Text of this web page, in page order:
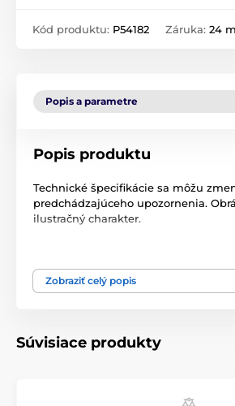
Kód produktu: P54182 Záruka: 24
Popis a parametre
Popis produktu
Technické špecifikácie sa môžu
predchádzajúceho upozornenia.
ilustračný charakter.
Produkt je zaradený v
Zobraziť celý popis
Súvisiace produkty